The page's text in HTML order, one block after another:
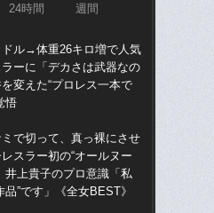
24時間 週間
ドル→体重26キロ増で人気
ーに「デカさは武器なの
変えた“プロレス一本で
悟
ミで切って、真っ裸にさせ
スラー初の“オールヌー
井上貴子のプロ意識「私
品”です」《全女BEST》